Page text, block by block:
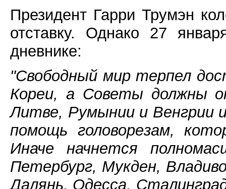
Президент Гарри Трумэн
отставку. Однако 27
дневнике:
"Свободный мир терпел
Кореи, а Советы должны
Литве, Румынии и Венгрии
помощь головорезам,
Иначе начнется
Петербург, Мукден,
Далянь, Одесса,